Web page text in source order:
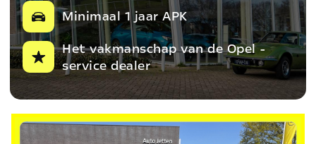
Minimaal 1 jaar APK
Het vakmanschap van de Opel -
service dealer